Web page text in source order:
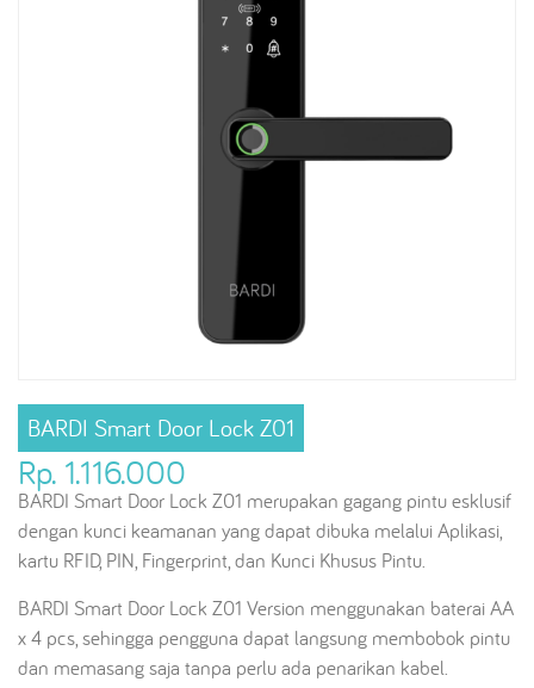
BARDI Smart Door Lock Z01
Rp. 1.116.000
BARDI Smart Door Lock Z01 merupakan gagang pintu esklusif
dengan kunci keamanan yang dapat dibuka melalui Aplikasi,
kartu RFID, PIN, Fingerprint, dan Kunci Khusus Pintu.
BARDI Smart Door Lock Z01 Version menggunakan baterai AA
x 4 pcs, sehingga pengguna dapat langsung membobok pintu
dan memasang saja tanpa perlu ada penarikan kabel.